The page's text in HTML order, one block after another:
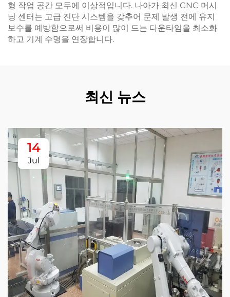
형 작업 공간 모두에 이상적입니다. 나아가 최신 CNC 머시
닝 센터는 고급 진단 시스템을 갖추어 문제 발생 전에 유지
보수를 예방함으로써 비용이 많이 드는 다운타임을 최소화
하고 기계 수명을 연장합니다.
최신 뉴스
14
Jul